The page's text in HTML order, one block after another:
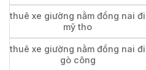
thuê xe giường nằm đồng nai đi
mỹ tho
thuê xe giường nằm đồng nai đi
gò công